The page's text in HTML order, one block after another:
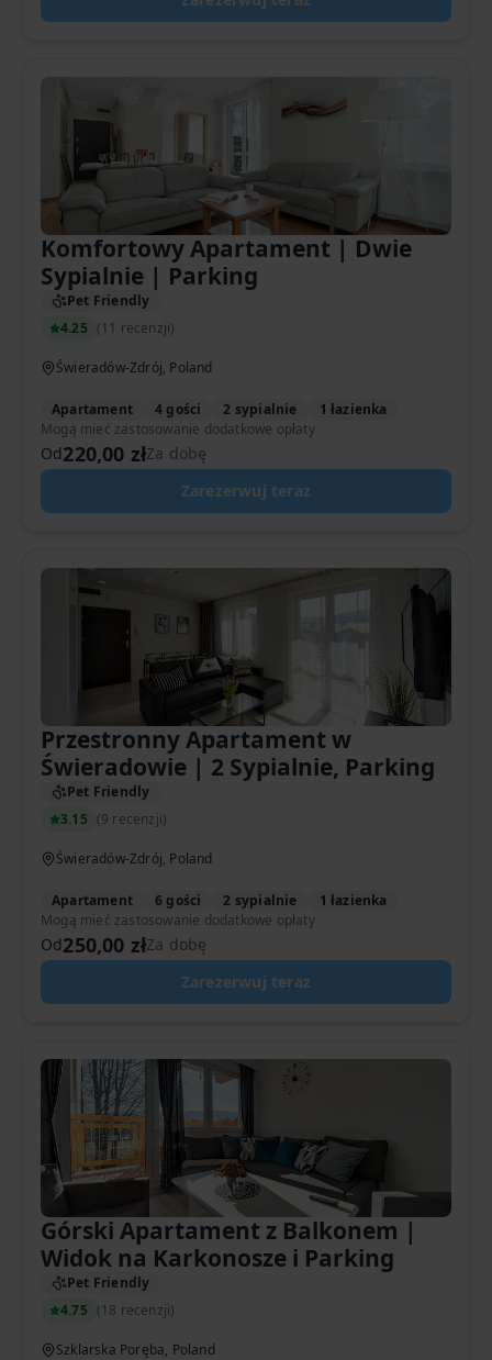
Komfortowy Apartament | Dwie
Sypialnie | Parking
Pet Friendly
4.25 (11 recenzji)
Świeradów-Zdrój, Poland
Apartament 4 gości 2 sypialnie 1 łazienka
Od220,00 złZa dobę
Zarezerwuj teraz
Mogą mieć zastosowanie dodatkowe opłaty
Przestronny Apartament w
Świeradowie | 2 Sypialnie, Parking
Pet Friendly
3.15 (9 recenzji)
Świeradów-Zdrój, Poland
Apartament 6 gości 2 sypialnie 1 łazienka
Od250,00 złZa dobę
Zarezerwuj teraz
Mogą mieć zastosowanie dodatkowe opłaty
Górski Apartament z Balkonem |
Widok na Karkonosze i Parking
Pet Friendly
4.75 (18 recenzji)
Szklarska Poręba, Poland